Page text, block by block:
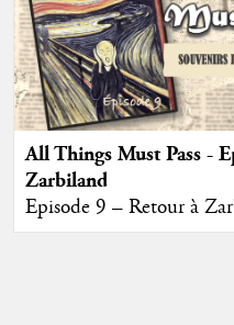
All Things Must Pass -
Zarbiland
Episode 9 – Retour à